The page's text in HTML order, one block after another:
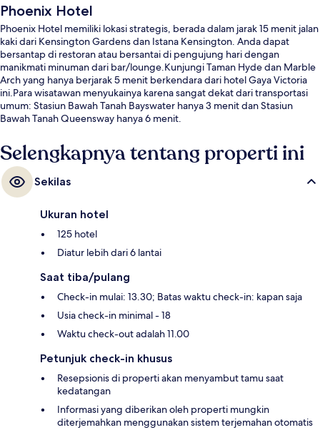
Phoenix Hotel
Phoenix Hotel memiliki lokasi strategis, berada dalam jarak 15 menit jalan
kaki dari Kensington Gardens dan Istana Kensington. Anda dapat
bersantap di restoran atau bersantai di pengujung hari dengan
manikmati minuman dari bar/lounge.Kunjungi Taman Hyde dan Marble
Arch yang hanya berjarak 5 menit berkendara dari hotel Gaya Victoria
ini.Para wisatawan menyukainya karena sangat dekat dari transportasi
umum: Stasiun Bawah Tanah Bayswater hanya 3 menit dan Stasiun
Bawah Tanah Queensway hanya 6 menit.
Selengkapnya tentang properti ini
Sekilas
Ukuran hotel
125 hotel
Diatur lebih dari 6 lantai
Saat tiba/pulang
Check-in mulai: 13.30; Batas waktu check-in: kapan saja
Usia check-in minimal - 18
Waktu check-out adalah 11.00
Petunjuk check-in khusus
Resepsionis di properti akan menyambut tamu saat
kedatangan
Informasi yang diberikan oleh properti mungkin
diterjemahkan menggunakan sistem terjemahan otomatis